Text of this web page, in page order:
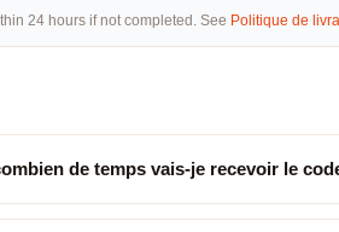
24 hours if not completed. See Politique de
de temps vais-je recevoir le